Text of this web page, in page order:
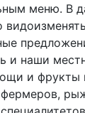
меню. В
и наши
и фрукты
фермеров,